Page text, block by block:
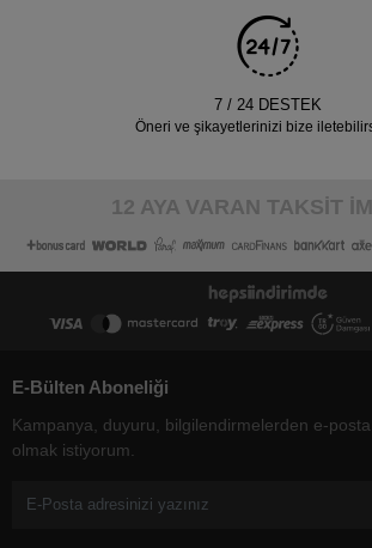
7 / 24 DESTEK
Öneri ve şikayetlerinizi bize
12 AYA VARAN TAKSİT
E-Bülten Aboneliği
Kampanya, duyuru, bilgilendirmelerden e-
olmak istiyorum.